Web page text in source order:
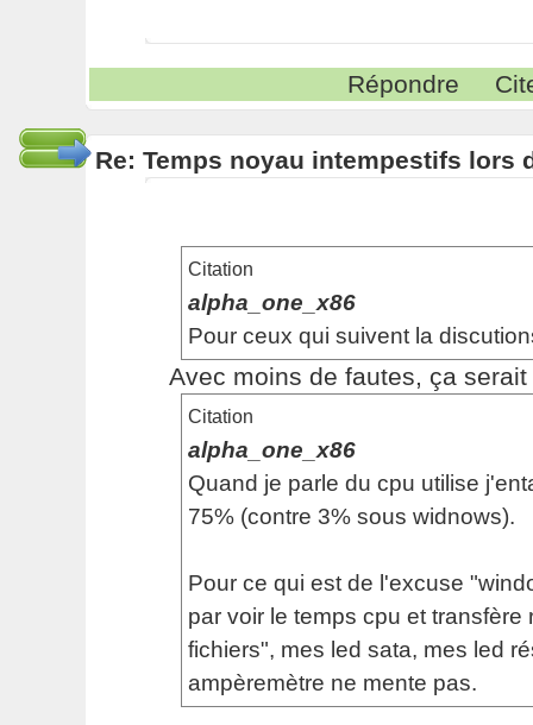
Répondre
Re: Temps noyau intempestifs lors
Citation
alpha_one_x86
Pour ceux qui suivent la
Avec moins de fautes, ça
Citation
alpha_one_x86
Quand je parle du cpu utilise
75% (contre 3% sous widnows).
Pour ce qui est de l'excuse
par voir le temps cpu et transfère
fichiers", mes led sata, mes led
ampèremètre ne mente pas.